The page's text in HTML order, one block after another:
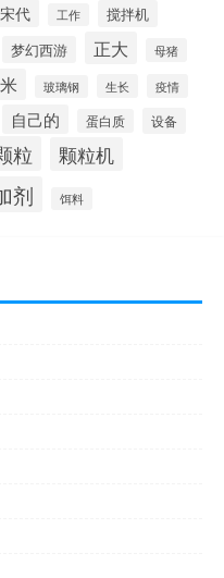
宋代 工作 搅拌机
梦幻西游 正大 母猪
玻璃钢 生长 疫情
自己的 蛋白质 设备
粒 颗粒机
剂 饵料